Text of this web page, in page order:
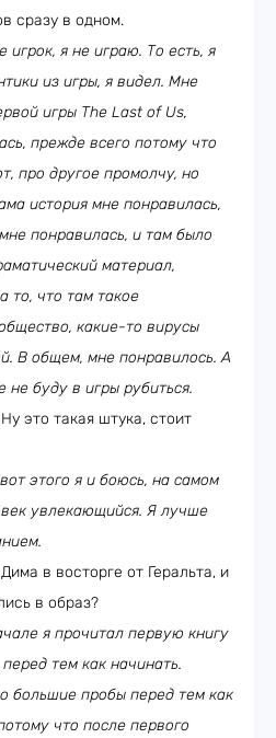
сразу в одном.
игрок, я не играю. То есть, я
из игры, я видел. Мне
игры The Last of Us,
прежде всего потому что
про другое промолчу, но
история мне понравилась,
понравилась, и там было
материал,
то, что там такое
какие-то вирусы
В общем, мне понравилось. А
не буду в игры рубиться.
Ну это такая штука, стоит
этого я и боюсь, на самом
увлекающийся. Я лучше
Дима в восторге от Геральта, и
в образ?
я прочитал первую книгу
тем как начинать.
большие пробы перед тем как
что после первого